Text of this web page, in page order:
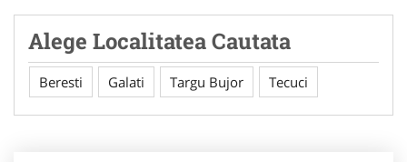
Alege Localitatea Cautata
Beresti Galati Targu Bujor Tecuci